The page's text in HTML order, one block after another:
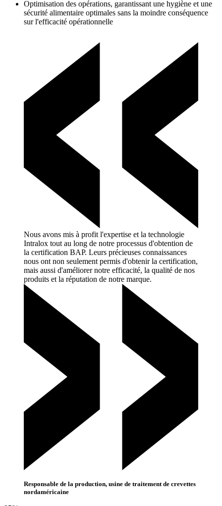
Optimisation des opérations, garantissant une hygiène et une
sécurité alimentaire optimales sans la moindre conséquence
sur l'efficacité opérationnelle
Nous avons mis à profit l'expertise et la technologie
Intralox tout au long de notre processus d'obtention de
la certification BAP. Leurs précieuses connaissances
nous ont non seulement permis d'obtenir la certification,
mais aussi d'améliorer notre efficacité, la qualité de nos
produits et la réputation de notre marque.
Responsable de la production, usine de traitement de crevettes
nordaméricaine